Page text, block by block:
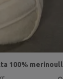
100% merinoull